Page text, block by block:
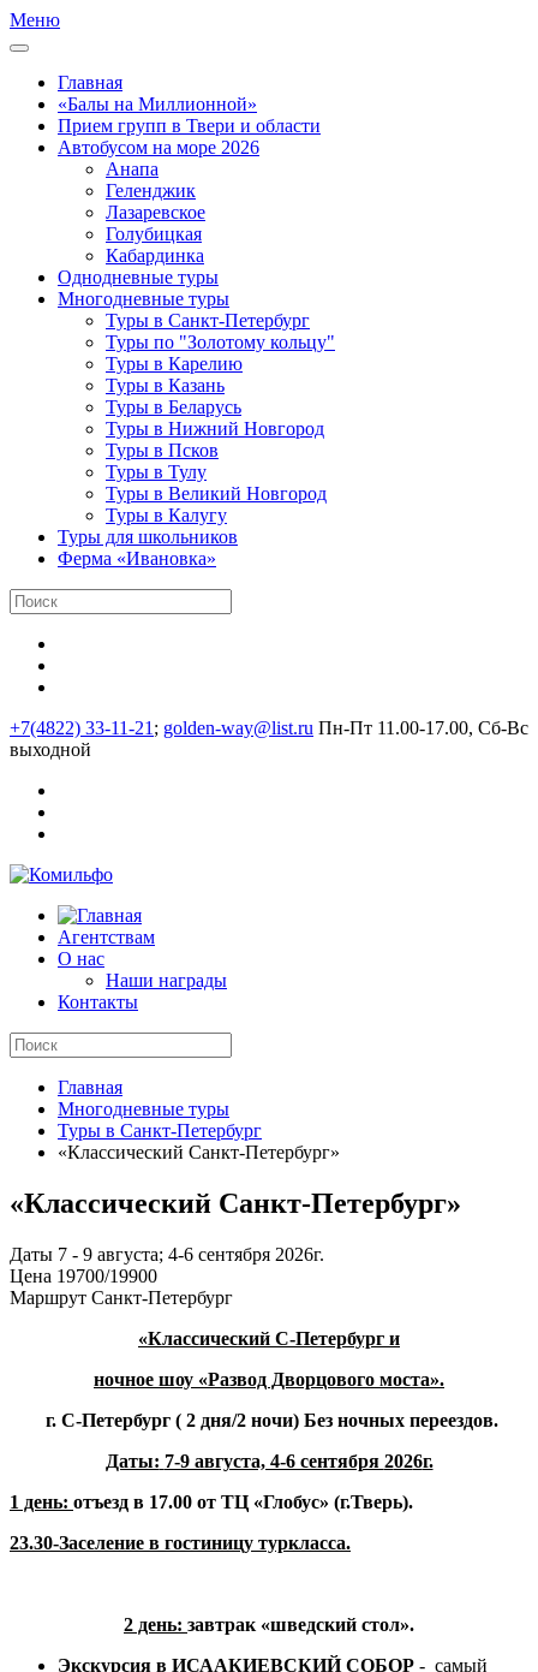
Меню
Главная
«Балы на Миллионной»
Прием групп в Твери и области
Автобусом на море 2026
Анапа
Геленджик
Лазаревское
Голубицкая
Кабардинка
Однодневные туры
Многодневные туры
Туры в Санкт-Петербург
Туры по "Золотому кольцу"
Туры в Карелию
Туры в Казань
Туры в Беларусь
Туры в Нижний Новгород
Туры в Псков
Туры в Тулу
Туры в Великий Новгород
Туры в Калугу
Туры для школьников
Ферма «Ивановка»
+7(4822) 33-11-21 ; golden-way@list.ru Пн-Пт 11.00-17.00, Сб-Вс
выходной
Агентствам
О нас
Наши награды
Контакты
Главная
Многодневные туры
Туры в Санкт-Петербург
«Классический Санкт-Петербург»
«Классический Санкт-Петербург»
Даты 7 - 9 августа; 4-6 сентября 2026г.
Цена 19700/19900
Маршрут Санкт-Петербург
«Классический С-Петербург и
ночное шоу «Развод Дворцового моста».
г. С-Петербург ( 2 дня/2 ночи)Без ночных переездов.
Даты: 7-9 августа, 4-6 сентября 2026г.
1 день: отъезд в 17.00 от ТЦ «Глобус» (г.Тверь).
23.30-Заселение в гостиницу туркласса.
2 день: завтрак «шведский стол».
Экскурсия в ИСААКИЕВСКИЙ СОБОР - самый